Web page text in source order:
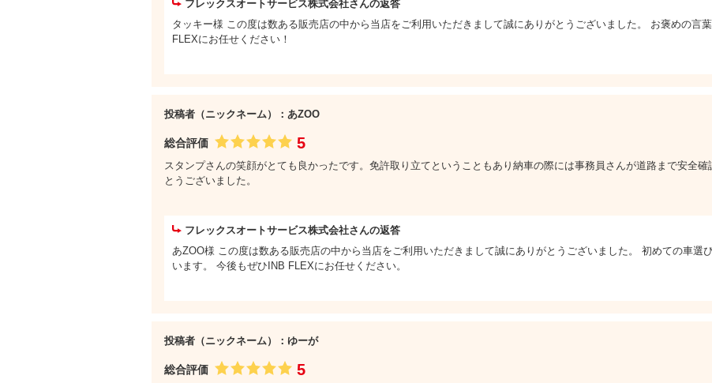
フレックスオートサービス株式会社さんの返答
タッキー様 この度は数ある販売店の中から当店をご利用いただきまして誠にありがとうございました。 お褒めの言
FLEXにお任せください！
投稿者（ニックネーム）：あZOO
総合評価 5
スタンプさんの笑顔がとても良かったです。免許取り立てということもあり納車の際には事務員さんが道路まで安全
とうございました。
フレックスオートサービス株式会社さんの返答
あZOO様 この度は数ある販売店の中から当店をご利用いただきまして誠にありがとうございました。 初めての車選
います。 今後もぜひINB FLEXにお任せください。
投稿者（ニックネーム）：ゆーが
総合評価 5